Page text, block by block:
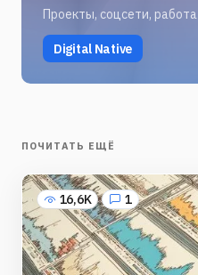
Проекты, соцсети, работа
Digital Native
ПОЧИТАТЬ ЕЩЁ
16,6K 1